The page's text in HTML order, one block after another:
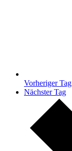
Vorheriger Tag
Nächster Tag